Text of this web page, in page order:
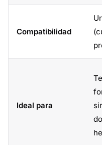
Compatibilidad
Ideal para